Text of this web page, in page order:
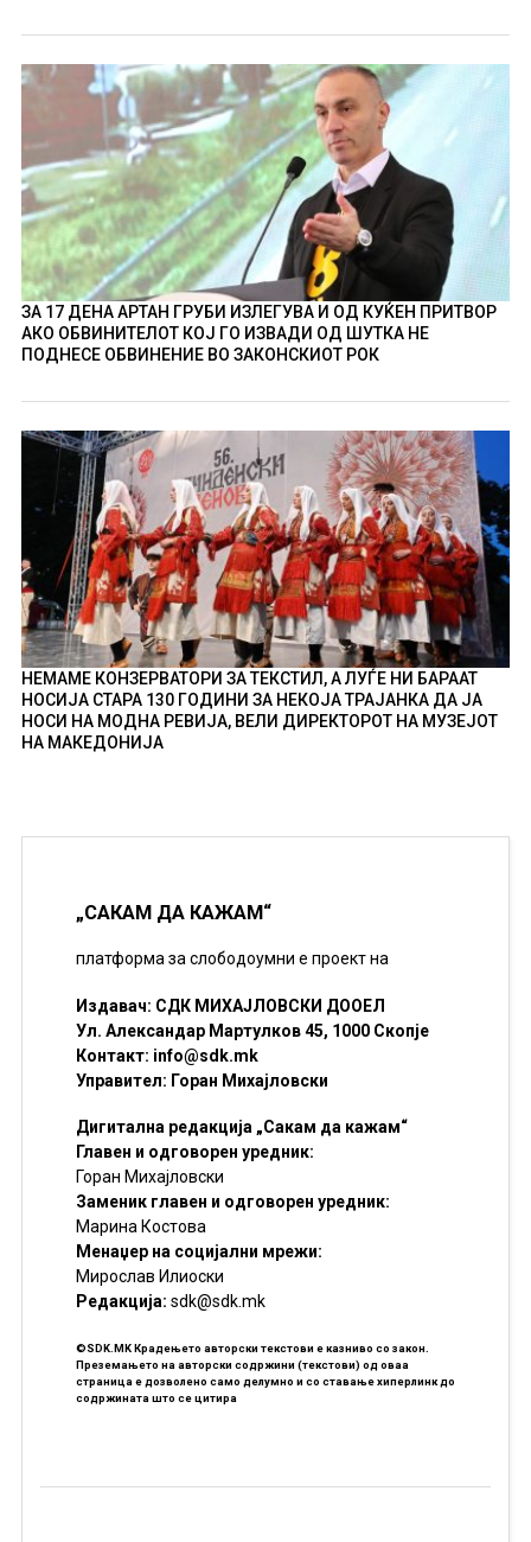
ЗА 17 ДЕНА АРТАН ГРУБИ ИЗЛЕГУВА И ОД КУЌЕН ПРИТВОР
АКО ОБВИНИТЕЛОТ КОЈ ГО ИЗВАДИ ОД ШУТКА НЕ
ПОДНЕСЕ ОБВИНЕНИЕ ВО ЗАКОНСКИОТ РОК
НЕМАМЕ КОНЗЕРВАТОРИ ЗА ТЕКСТИЛ, А ЛУЃЕ НИ БАРААТ
НОСИЈА СТАРА 130 ГОДИНИ ЗА НЕКОЈА ТРАЈАНКА ДА ЈА
НОСИ НА МОДНА РЕВИЈА, ВЕЛИ ДИРЕКТОРОТ НА МУЗЕЈОТ
НА МАКЕДОНИЈА
„САКАМ ДА КАЖАМ“
платформа за слободоумни е проект на
Издавач: СДК МИХАЈЛОВСКИ ДООЕЛ
Ул. Александар Мартулков 45, 1000 Скопје
Контакт: info@sdk.mk
Управител: Горан Михајловски
Дигитална редакција „Сакам да кажам“
Главен и одговорен уредник:
Горан Михајловски
Заменик главен и одговорен уредник:
Марина Костова
Менаџер на социјални мрежи:
Мирослав Илиоски
Редакцијa: sdk@sdk.mk
©SDK.MK Крадењето авторски текстови е казниво со закон.
Преземањето на авторски содржини (текстови) од оваа
страница е дозволено само делумно и со ставање хиперлинк до
содржината што се цитира